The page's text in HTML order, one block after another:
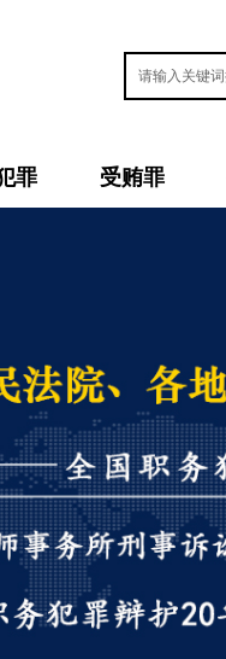
罪 受贿罪